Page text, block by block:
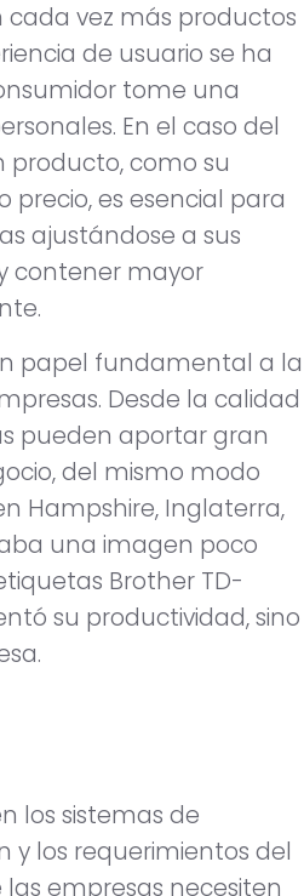
cada vez más productos
de usuario se ha
tome una
En el caso del
producto, como su
precio, es esencial para
ajustándose a sus
contener mayor
papel fundamental a la
Desde la calidad
pueden aportar gran
del mismo modo
Hampshire, Inglaterra,
una imagen poco
Brother TD-
su productividad, sino
los sistemas de
y los requerimientos del
empresas necesiten